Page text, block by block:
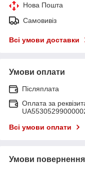
Нова Пошта
Самовивіз
Всі умови доставки
Умови оплати
Післяплата
Оплата за
Всі умови оплати
Умови повернення